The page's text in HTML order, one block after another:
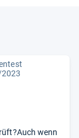
wenn